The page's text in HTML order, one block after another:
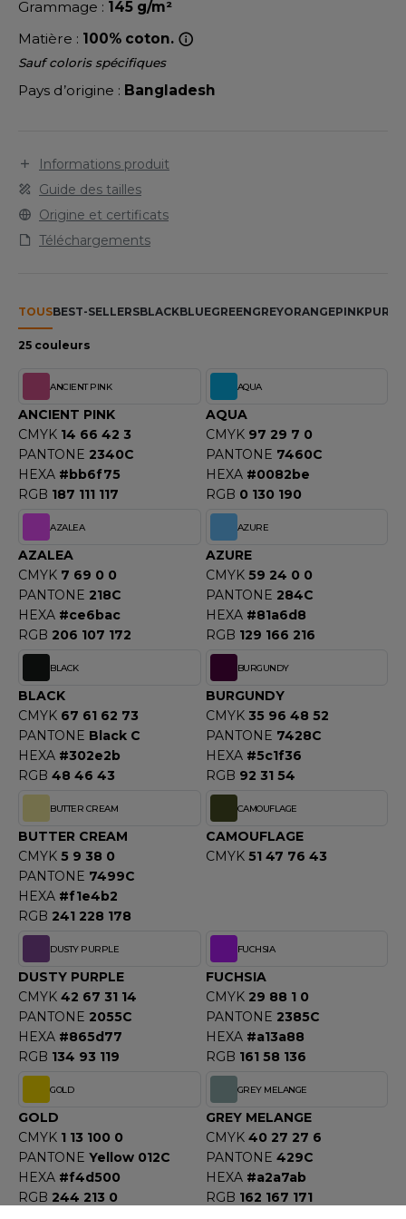
IN EUROPE
LABEL / TEAR AWAY
VETEMENTS
SHIRT
SHIRT
PROFESSIONNELLE
- BLOUSON
ROW
OF THE LOOM
- BLANKS
COOL
HOODS
T'S
SERIE
GEN
MORNING STUDIOS
SEGURIDAD
DUICK
Grammage : 145 g/m²
Matière : 100% coton.
Sauf coloris spécifiques
Pays d’origine : Bangladesh
Informations produit
Guide des tailles
Origine et certificats
Téléchargements
TOUSBEST-SELLERSBLACKBLUEGREENGREYORANGEPINK
25 couleurs
ANCIENT PINK
ANCIENT PINK
CMYK 14 66 42 3
PANTONE 2340C
HEXA #bb6f75
RGB 187 111 117
AQUA
AQUA
CMYK 97 29 7 0
PANTONE 7460C
HEXA #0082be
RGB 0 130 190
AZALEA
AZALEA
CMYK 7 69 0 0
PANTONE 218C
HEXA #ce6bac
RGB 206 107 172
AZURE
AZURE
CMYK 59 24 0 0
PANTONE 284C
HEXA #81a6d8
RGB 129 166 216
BLACK
BLACK
CMYK 67 61 62 73
PANTONE Black C
HEXA #302e2b
RGB 48 46 43
BURGUNDY
BURGUNDY
CMYK 35 96 48 52
PANTONE 7428C
HEXA #5c1f36
RGB 92 31 54
BUTTER CREAM
BUTTER CREAM
CMYK 5 9 38 0
PANTONE 7499C
HEXA #f1e4b2
RGB 241 228 178
CAMOUFLAGE
CAMOUFLAGE
CMYK 51 47 76 43
DUSTY PURPLE
DUSTY PURPLE
CMYK 42 67 31 14
PANTONE 2055C
HEXA #865d77
RGB 134 93 119
FUCHSIA
FUCHSIA
CMYK 29 88 1 0
PANTONE 2385C
HEXA #a13a88
RGB 161 58 136
GOLD
GOLD
CMYK 1 13 100 0
PANTONE Yellow 012C
HEXA #f4d500
RGB 244 213 0
GREY MELANGE
GREY MELANGE
CMYK 40 27 27 6
PANTONE 429C
HEXA #a2a7ab
RGB 162 167 171